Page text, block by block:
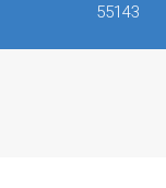
55143